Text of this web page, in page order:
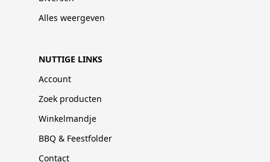
Alles weergeven
NUTTIGE LINKS
Account
Zoek producten
Winkelmandje
BBQ & Feestfolder
Contact